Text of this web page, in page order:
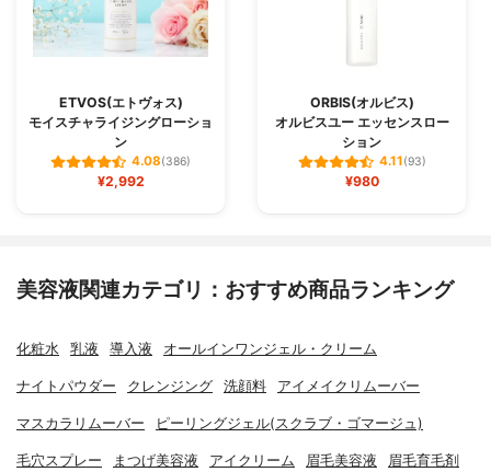
ETVOS(エトヴォス)
モイスチャライジングローショ
ン
4.08(386)
¥2,992
ORBIS(オルビス)
オルビスユー エッセンスロー
ション
4.11(93)
¥980
美容液関連カテゴリ：おすすめ商品ランキング
化粧水 乳液 導入液 オールインワンジェル・クリーム
ナイトパウダー クレンジング 洗顔料 アイメイクリムーバー
マスカラリムーバー ピーリングジェル(スクラブ・ゴマージュ)
毛穴スプレー まつげ美容液 アイクリーム 眉毛美容液 眉毛育毛剤